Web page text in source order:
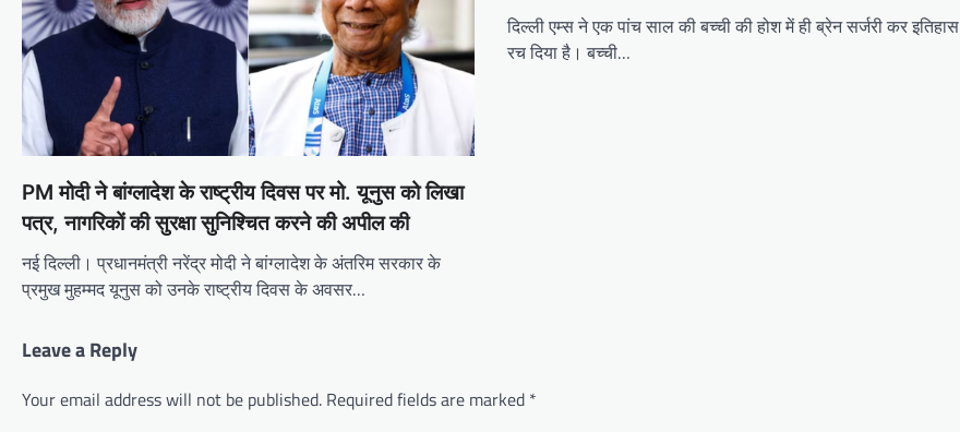
PM मोदी ने बांग्लादेश के राष्ट्रीय दिवस पर मो. यूनुस को लिखा
पत्र, नागरिकों की सुरक्षा सुनिश्चित करने की अपील की
नई दिल्ली। प्रधानमंत्री नरेंद्र मोदी ने बांग्लादेश के अंतरिम सरकार के
प्रमुख मुहम्मद यूनुस को उनके राष्ट्रीय दिवस के अवसर…
दिल्ली एम्स ने एक पांच साल की बच्ची की होश में ही ब्रेन सर्जरी कर इतिहास
रच दिया है। बच्ची…
Leave a Reply
Your email address will not be published. Required fields are marked *